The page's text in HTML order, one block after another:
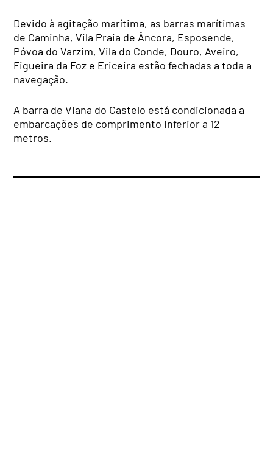
Devido à agitação marítima, as barras marítimas
de Caminha, Vila Praia de Âncora, Esposende,
Póvoa do Varzim, Vila do Conde, Douro, Aveiro,
Figueira da Foz e Ericeira estão fechadas a toda a
navegação.
A barra de Viana do Castelo está condicionada a
embarcações de comprimento inferior a 12
metros.